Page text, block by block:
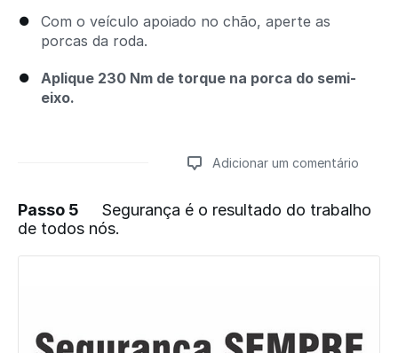
Com o veículo apoiado no chão, aperte as
porcas da roda.
Aplique 230 Nm de torque na porca do semi-
eixo.
Adicionar um comentário
Passo 5
Segurança é o resultado do trabalho
de todos nós.